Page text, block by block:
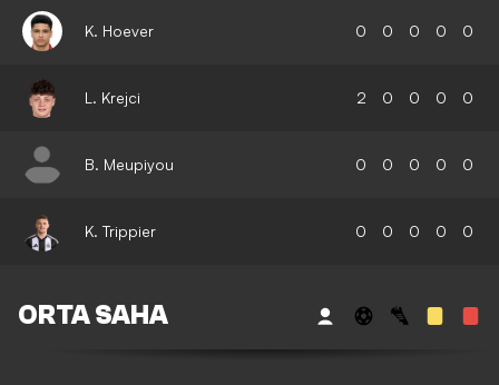
K. Hoever 0 0 0 0 0
L. Krejci 2 0 0 0 0
B. Meupiyou 0 0 0 0 0
K. Trippier 0 0 0 0 0
ORTA SAHA